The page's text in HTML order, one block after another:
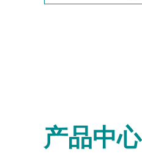
产品中心